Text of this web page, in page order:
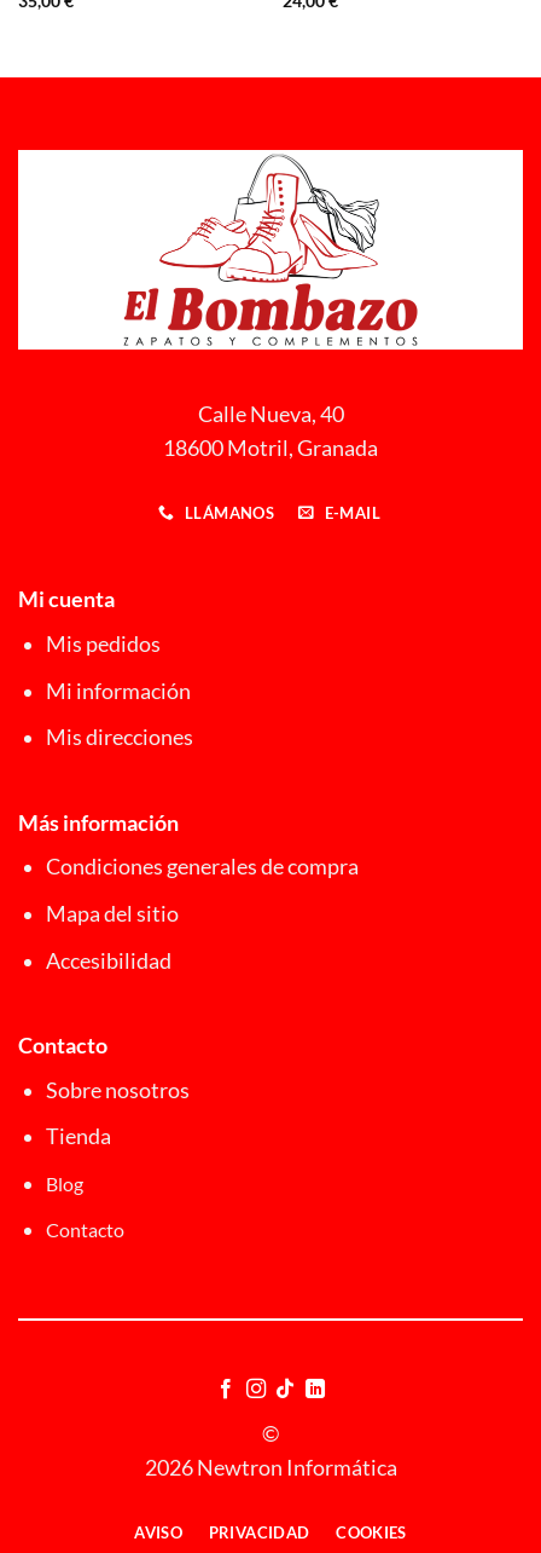
Calle Nueva, 40
18600 Motril, Granada
LLÁMANOS E-MAIL
Mi cuenta
Mis pedidos
Mi información
Mis direcciones
Más información
Condiciones generales de compra
Mapa del sitio
Accesibilidad
Contacto
Sobre nosotros
Tienda
Blog
Contacto
©
2026 Newtron Informática
AVISO PRIVACIDAD COOKIES